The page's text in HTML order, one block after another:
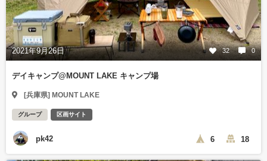
2021年9月26日 32 0
デイキャンプ@MOUNT LAKE キャンプ場
[兵庫県] MOUNT LAKE
グループ 区画サイト
pk42 6 18